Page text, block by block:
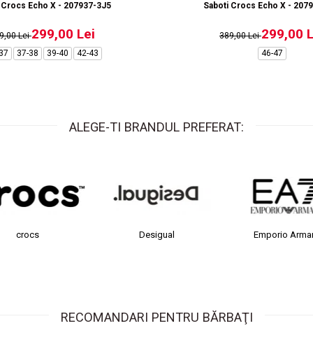
Echo X - 207937-3J5
Lei299,00 Lei
37-38 39-40 42-43
Saboti Crocs Echo X -
389,00 Lei299,00
46-47
ALEGE-TI BRANDUL PREFERAT:
Desigual Emporio Armani
RECOMANDARI PENTRU BĂRBAŢI